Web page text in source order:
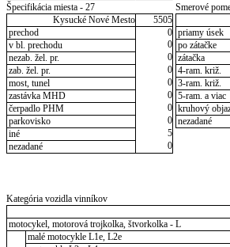
Špecifikácia miesta - 27
Kysucké Nové Mesto
5505
prechod
0
v bl. prechodu
0
nezab. žel. pr.
0
zab. žel. pr.
0
most, tunel
0
zastávka MHD
0
čerpadlo PHM
0
parkovisko
0
iné
5
nezadané
0
Smerové
priamy úsek
po zátačke
zátačka
4-ram. križ.
3-ram. križ.
5-ram. a viac
kruhový
nezadané
Kategória vozidla vinníkov
motocykel, motorová trojkolka, štvorkolka - L
malé motocykle L1e, L2e